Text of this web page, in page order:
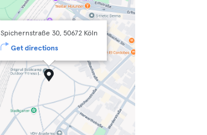
Spichernstraße 30, 50672 Köln
Get directions